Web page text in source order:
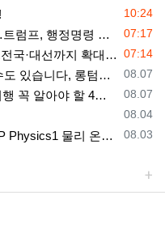
등록일
10:24
등록일
07:17
프, 행정명령 서명
등록일
07:14
·대선까지 확대되나
등록일
08.07
당신의 노후 자금이 싹 다 날아갈 수도 있습니다, 롱텀케어 준비 하기
등록일
08.07
2026년 트럼프 정부 이민법 전면 시행 꼭 알아야 할 4가지!!
등록일
08.04
등록일
08.03
[8월 무료] 공대 교수가 설명하는 AP Physics1 물리 온라인 강의